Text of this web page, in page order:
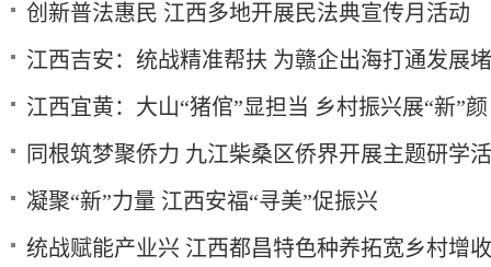
创新普法惠民 江西多地开展民法典宣传月活动
江西吉安：统战精准帮扶 为赣企出海打通发展
江西宜黄：大山“猪倌”显担当 乡村振兴展“新”颜
同根筑梦聚侨力 九江柴桑区侨界开展主题研学
凝聚“新”力量 江西安福“寻美”促振兴
统战赋能产业兴 江西都昌特色种养拓宽乡村增